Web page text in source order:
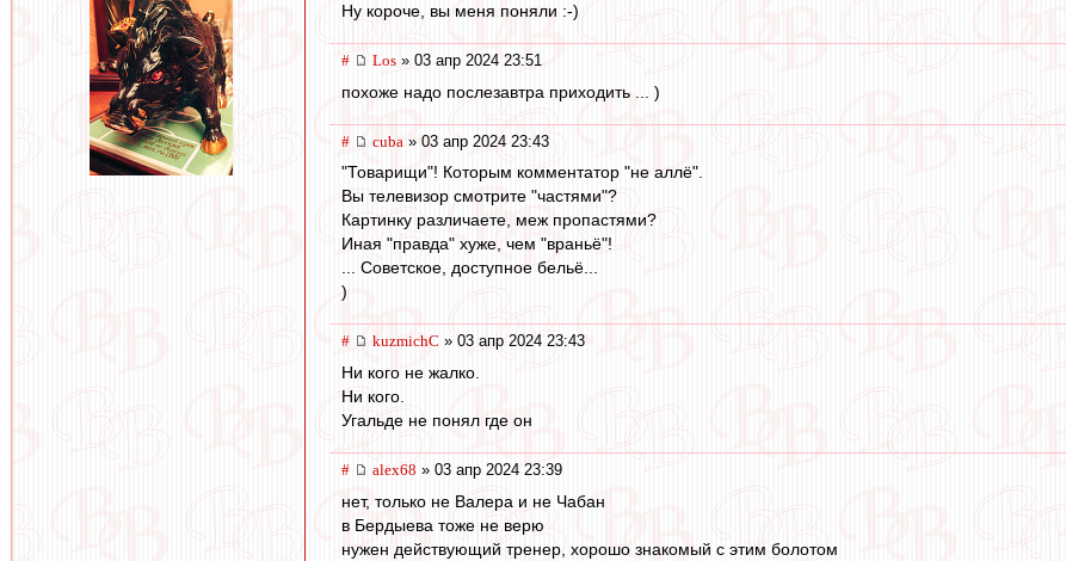
Ну короче, вы меня поняли :-)
# Los » 03 апр 2024 23:51
похоже надо послезавтра приходить ... )
# cuba » 03 апр 2024 23:43
"Товарищи"! Которым комментатор "не аллё".
Вы телевизор смотрите "частями"?
Картинку различаете, меж пропастями?
Иная "правда" хуже, чем "враньё"!
... Советское, доступное бельё...
)
# kuzmichC » 03 апр 2024 23:43
Ни кого не жалко.
Ни кого.
Угальде не понял где он
# alex68 » 03 апр 2024 23:39
нет, только не Валера и не Чабан
в Бердыева тоже не верю
нужен действующий тренер, хорошо знакомый с этим болотом